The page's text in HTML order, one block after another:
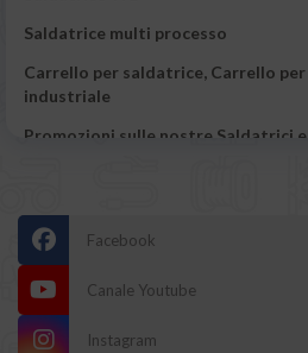
Saldatrice multi processo
Carrello per saldatrice, Carrello
industriale
Promozioni sulle nostre Saldatrici
Taglio plasma
Tutti gli utensili e accessori di
Tutta la Protezione del saldatore
Bombola di gas per saldatura
Facebook
Canale Youtube
Instagram